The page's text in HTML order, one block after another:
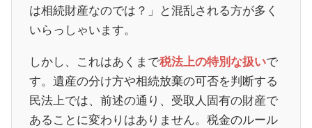
は相続財産なのでは？」と混乱される方が多く
いらっしゃいます。
しかし、これはあくまで税法上の特別な扱いで
す。遺産の分け方や相続放棄の可否を判断する
民法上では、前述の通り、受取人固有の財産で
あることに変わりはありません。税金のルール